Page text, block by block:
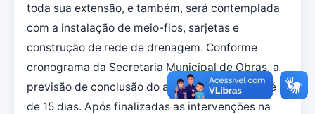
toda sua extensão, e também, será contemplada
com a instalação de meio-fios, sarjetas e
construção de rede de drenagem. Conforme
cronograma da Secretaria Municipal de Obras, a
previsão de conclusão do asfaltamento da rua é
de 15 dias. Após finalizadas as intervenções na